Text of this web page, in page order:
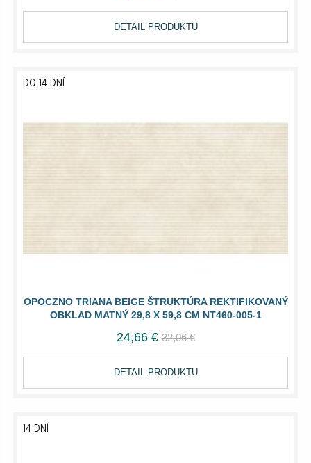
DETAIL PRODUKTU
OPOCZNO TRIANA BEIGE ŠTRUKTÚRA REKTIFIKOVANÝ
OBKLAD MATNÝ 29,8 X 59,8 CM NT460-005-1
DO 14 DNÍ
24,66 € 32,06 €
DETAIL PRODUKTU
14 DNÍ